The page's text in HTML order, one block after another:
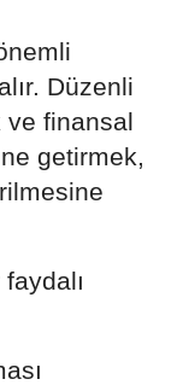
Düzenli
ve finansal
getirmek,